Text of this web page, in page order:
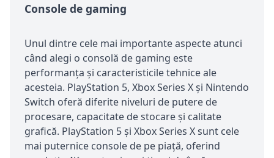
Console de gaming
Unul dintre cele mai importante aspecte atunci
când alegi o consolă de gaming este
performanța și caracteristicile tehnice ale
acesteia. PlayStation 5, Xbox Series X și Nintendo
Switch oferă diferite niveluri de putere de
procesare, capacitate de stocare și calitate
grafică. PlayStation 5 și Xbox Series X sunt cele
mai puternice console de pe piață, oferind